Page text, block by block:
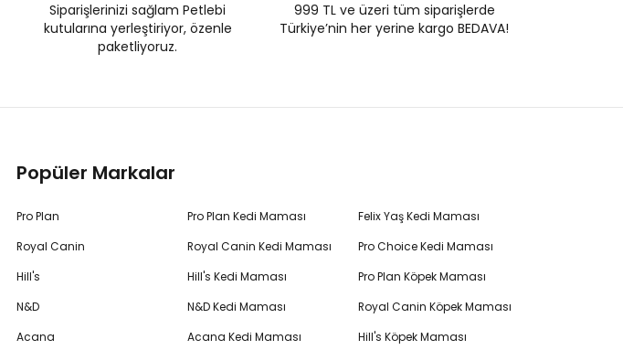
Siparişlerinizi sağlam Petlebi
kutularına yerleştiriyor, özenle
paketliyoruz.
999 TL ve üzeri tüm siparişlerde
Türkiye’nin her yerine kargo BEDAVA!
Popüler Markalar
Pro Plan
Royal Canin
Hill's
N&D
Acana
Pro Plan Kedi Maması
Royal Canin Kedi Maması
Hill's Kedi Maması
N&D Kedi Maması
Acana Kedi Maması
Felix Yaş Kedi Maması
Pro Choice Kedi Maması
Pro Plan Köpek Maması
Royal Canin Köpek Maması
Hill's Köpek Maması